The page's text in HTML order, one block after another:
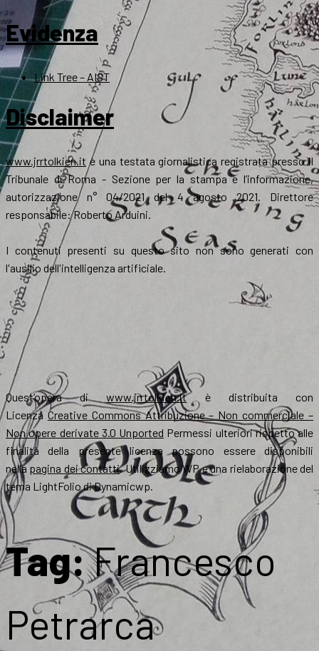
Evidenza
Link Tree – AIST
Disclaimer
www.jrrtolkien.it è una testata giornalistica registrata presso il
Tribunale di Roma - Sezione per la stampa e l’informazione,
autorizzazione n° 04/2021 del 4 agosto 2021. Direttore
responsabile: Roberto Arduini.
I contenuti presenti su questo sito non sono generati con
l'ausilio dell'intelligenza artificiale.
Quest’opera diwww.jrrtolkien.itè distribuita con
Licenza Creative Commons Attribuzione – Non commerciale –
Non opere derivate 3.0 Unported Permessi ulteriori rispetto alle
finalità della presente licenza possono essere disponibili
nella pagina dei contatti. Utilizziamo WP e una rielaborazione del
tema LightFolio di Dynamicwp.
Tag:Francesco
Petrarca